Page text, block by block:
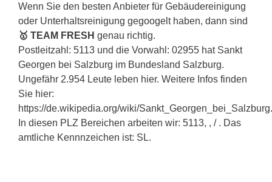
Wenn Sie den besten Anbieter für Gebäudereinigung
oder Unterhaltsreinigung gegoogelt haben, dann sind
🥇 TEAM FRESH genau richtig.
Postleitzahl: 5113 und die Vorwahl: 02955 hat Sankt
Georgen bei Salzburg im Bundesland Salzburg.
Ungefähr 2.954 Leute leben hier. Weitere Infos finden
Sie hier:
https://de.wikipedia.org/wiki/Sankt_Georgen_bei_Salzburg.
In diesen PLZ Bereichen arbeiten wir: 5113, , / . Das
amtliche Kennnzeichen ist: SL.